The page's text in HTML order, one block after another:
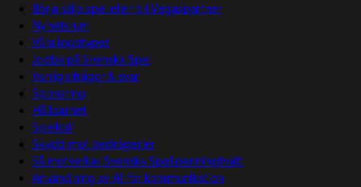
Börja sälja spel eller bli Vegaspartner
Nyhetsrum
Våra logotyper
Jobba på Svenska Spel
Vanliga frågor & svar
Sponsring
Hållbarhet
Spelkoll
Skydd mot bedrägerier
Så motverkar Svenska Spel penningtvätt
Användning av AI för kommunikation